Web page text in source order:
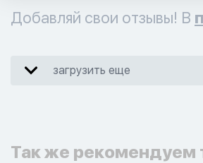
Добавляй свои отзывы! В
загрузить еще
Так же рекомендуем